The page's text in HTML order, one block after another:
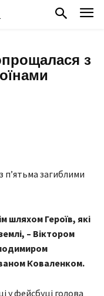
з
шляхом Героїв, які
– Віктором
Коваленком.
у фейсбуці голова